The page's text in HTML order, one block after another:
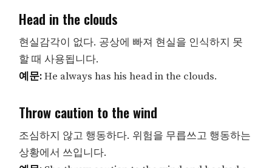
Head in the clouds
현실감각이 없다. 공상에 빠져 현실을 인식하지 못
할 때 사용됩니다.
예문:He always has his head in the clouds.
Throw caution to the wind
조심하지 않고 행동하다. 위험을 무릅쓰고 행동하는
상황에서 쓰입니다.